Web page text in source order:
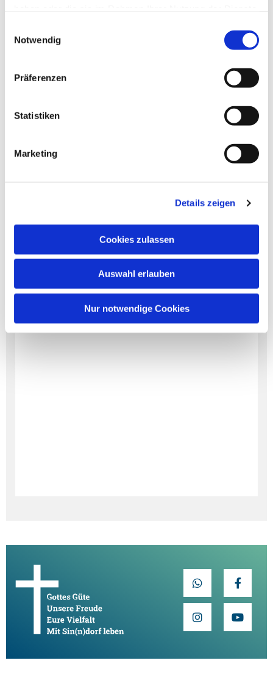
Notwendig
Präferenzen
Statistiken
Marketing
Details zeigen
Cookies zulassen
Auswahl erlauben
Nur notwendige Cookies
interessieren